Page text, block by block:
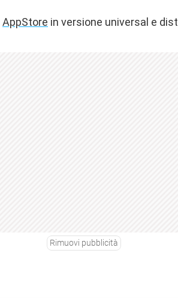
AppStore in versione universal e
Rimuovi pubblicità